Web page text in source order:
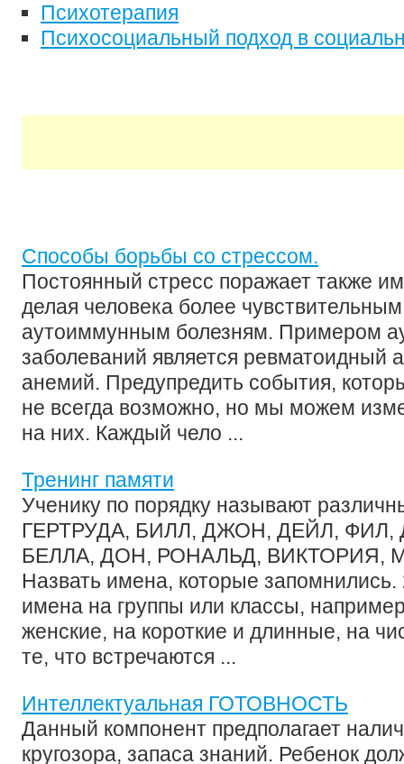
Психотерапия
Психосоциальный подход в
Способы борьбы со стрессом.
Постоянный стресс поражает также
делая человека более
аутоиммунным болезням. Примером
заболеваний является ревматоидный
анемий. Предупредить события,
не всегда возможно, но мы можем
на них. Каждый чело ...
Тренинг памяти
Ученику по порядку называют
ГЕРТРУДА, БИЛЛ, ДЖОН, ДЕЙЛ, ФИЛ,
БЕЛЛА, ДОН, РОНАЛЬД, ВИКТОРИЯ,
Назвать имена, которые запомнились.
имена на группы или классы,
женские, на короткие и длинные, на
те, что встречаются ...
Интеллектуальная ГОТОВНОСТЬ
Данный компонент предполагает
кругозора, запаса знаний. Ребенок